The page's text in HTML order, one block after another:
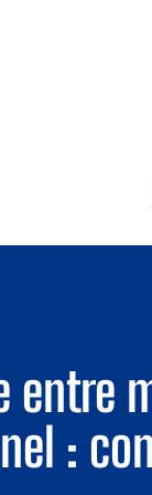
entre
: